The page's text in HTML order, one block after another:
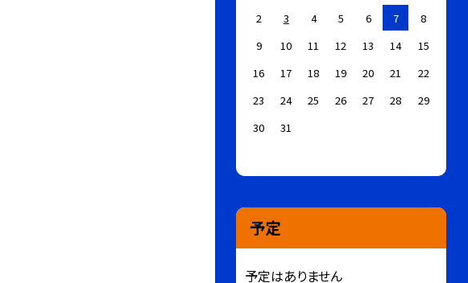
2
3 4 5 6 7
8
9
10 11 12 13 14
15
16
17 18 19 20 21
22
23
24 25 26 27 28
29
30
31
予定
予定はありません